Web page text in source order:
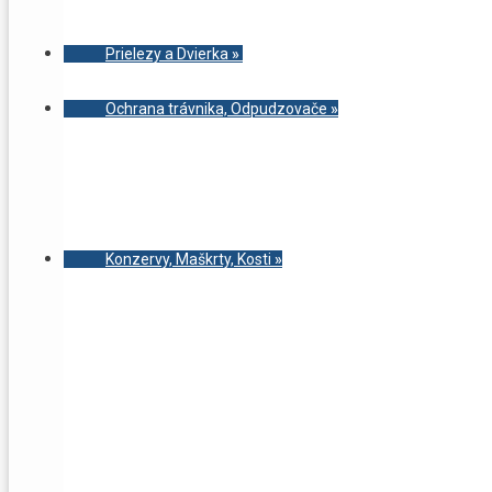
Prielezy a Dvierka »
Ochrana trávnika, Odpudzovače »
Konzervy, Maškrty, Kosti »